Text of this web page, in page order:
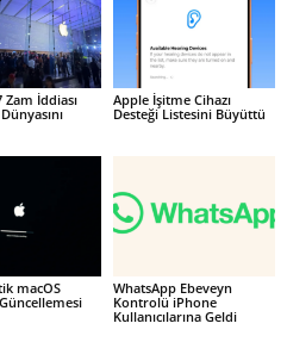
Zam İddiası
Apple İşitme Cihazı
Desteği Listesini Büyüttü
macOS
WhatsApp Ebeveyn
Kontrolü iPhone
Kullanıcılarına Geldi